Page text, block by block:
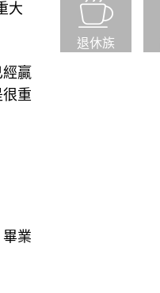
大
經贏
重
業
退休族